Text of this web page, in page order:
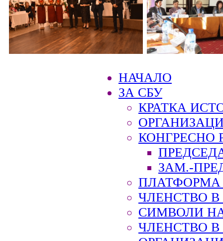
НАЧАЛО
ЗА СБУ
КРАТКА
КОНГРЕСНО
ЗАМ.-
ПЛАТФОРМА
ЧЛЕНСТВО В
СИМВОЛИ
ЧЛЕНСТВО